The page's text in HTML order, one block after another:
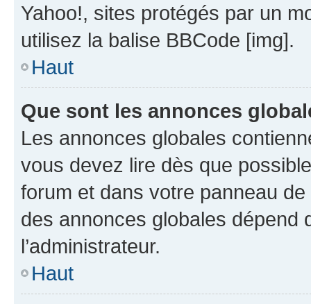
Yahoo!, sites protégés par un
utilisez la balise BBCode [img].
Haut
Que sont les annonces
Les annonces globales
vous devez lire dès que
forum et dans votre panneau
des annonces globales dépend
l’administrateur.
Haut